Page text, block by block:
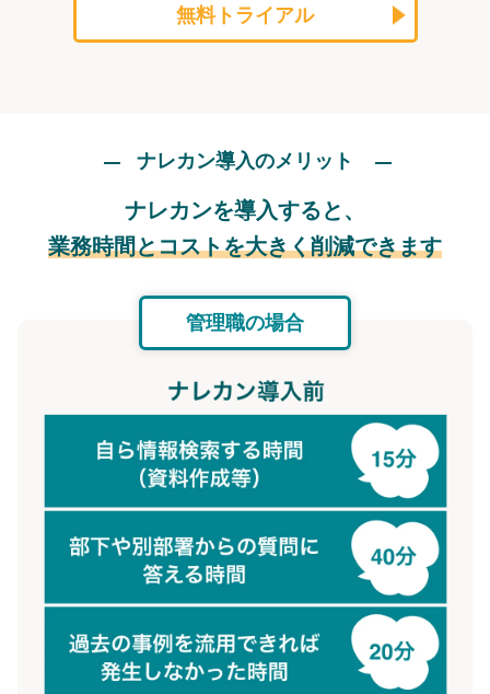
無料トライアル
ナレカン導入のメリット
ナレカンを導入すると、
業務時間とコストを大きく削減できます
管理職の場合